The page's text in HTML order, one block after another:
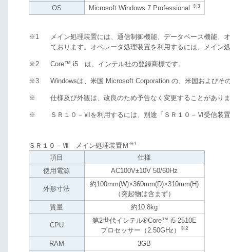
OS
Microsoft Windows 7 Professional ※3
※1
メイン処理装置には、通信制御機能、データベース機能、
ております。オペレータ処理装置を利用するには、メイン
※2 Core™ i5 は、インテル社の登録商標です。
※3 Windowsは、米国 Microsoft Corporation の、米国およびそ
※ 仕様及び外観は、改良のため予告なく変更することがあり
※ ＳＲ１０－Ⅶを利用するには、別途「ＳＲ１０－Ⅵ受信装
ＳＲ１０－Ⅶ メイン処理装置Ｍ ※1
項目
仕様
使用電源
AC100V±10V 50/60Hz
外形寸法
約100mm(W)×360mm(D)×310mm(H)
（突起物は含まず）
質量
約10.8kg
CPU
第2世代インテル®Core™ i5-2510E
プロセッサー（2.50GHz）
※2
RAM
3GB